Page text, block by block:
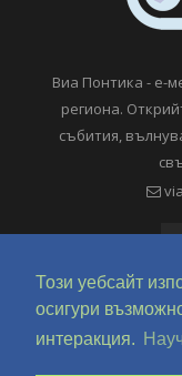
Този уебсайт
осигури
интеракция.
Виа Понтика - е-
региона.
събития,